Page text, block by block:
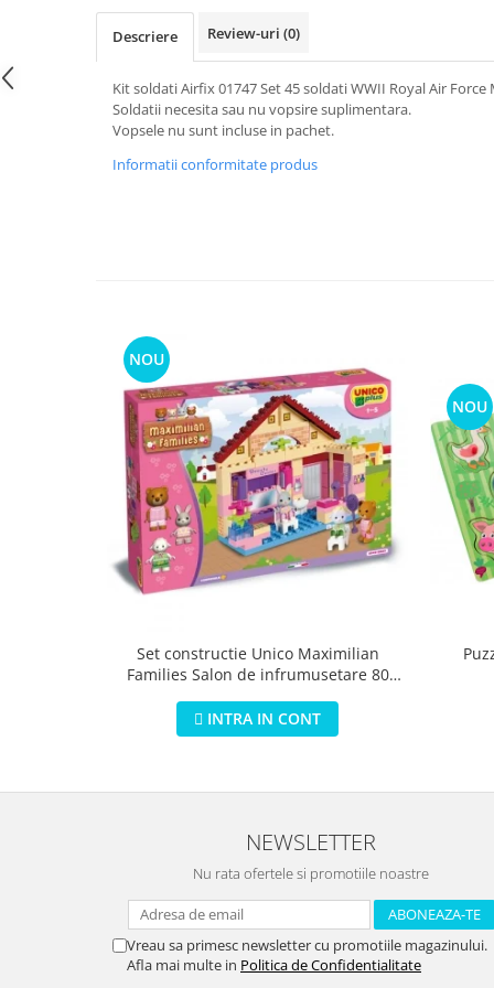
Descriere Review-uri (0)
Kit soldati Airfix 01747 Set 45 soldati WWII Royal Air Force
Soldatii necesita sau nu vopsire suplimentara.
Vopsele nu sunt incluse in pachet.
Informatii conformitate produs
NOU
Set constructie Unico Maximilian
Families Salon de infrumusetare 80
INTRA IN CONT
NOU
NEWSLETTER
Nu rata ofertele si promotiile noastre
Vreau sa primesc newsletter cu promotiile magazinului.
Afla mai multe in Politica de Confidentialitate